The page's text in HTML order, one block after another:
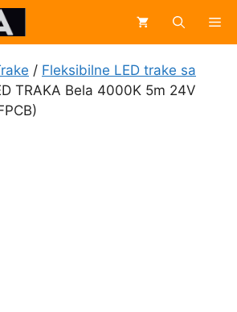
/ Fleksibilne LED trake sa
TRAKA Bela 4000K 5m 24V